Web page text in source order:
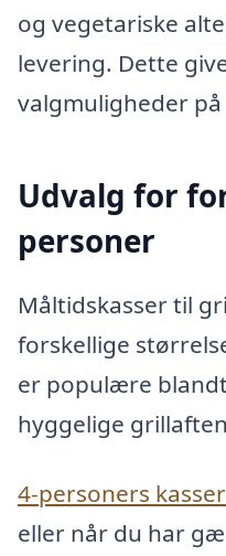
og vegetariske
levering. Dette
valgmuligheder
Udvalg for
personer
Måltidskasser til
forskellige
er populære
hyggelige
4-personers kasser
eller når du har